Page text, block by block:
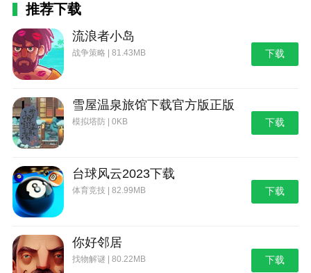
推荐下载
流浪者小岛
战争策略 | 81.43MB 下载
雪屋温泉旅馆下载官方版正版
模拟塔防 | 0KB 下载
台球风云2023下载
体育竞技 | 82.99MB 下载
你好邻居
找物解谜 | 80.22MB 下载